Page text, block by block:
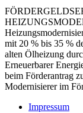
mit 20 % bis 35 %
alten Ölheizung
Erneuerbarer
beim Förderantrag
Modernisierer im
Impressum